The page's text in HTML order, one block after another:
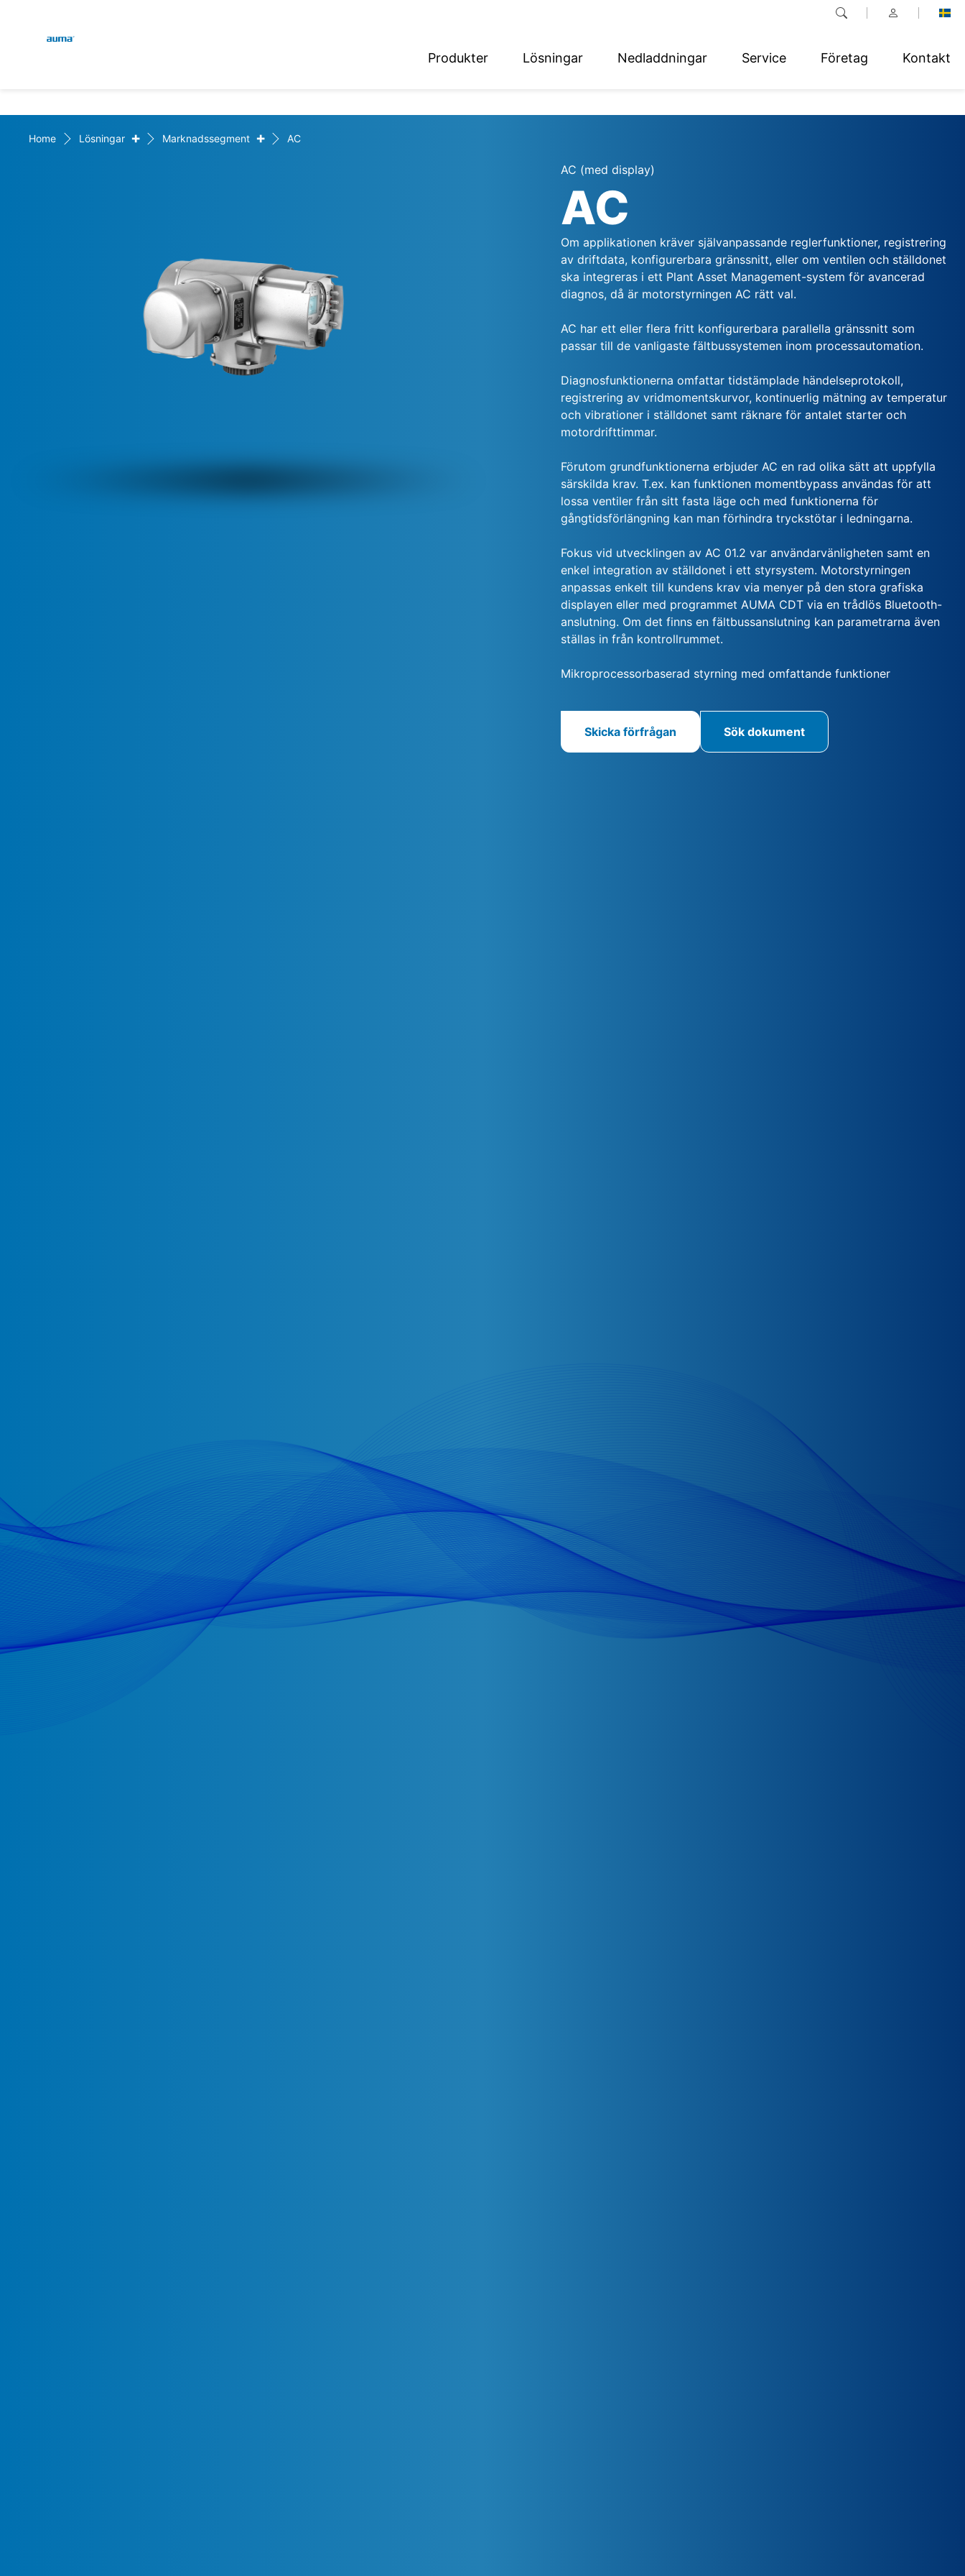
Produkter Lösningar Nedladdningar Service Företag Kontakt
Europa
Nordamerika
Deutsch
Home Lösningar + Marknadssegment + AC
AC (med display)
AC
Om applikationen kräver självanpassande reglerfunktioner, registrering
av driftdata, konfigurerbara gränssnitt, eller om ventilen och ställdonet
ska integreras i ett Plant Asset Management-system för avancerad
diagnos, då är motorstyrningen AC rätt val.
AC har ett eller flera fritt konfigurerbara parallella gränssnitt som
passar till de vanligaste fältbussystemen inom processautomation.
Diagnosfunktionerna omfattar tidstämplade händelseprotokoll,
registrering av vridmomentskurvor, kontinuerlig mätning av temperatur
och vibrationer i ställdonet samt räknare för antalet starter och
motordrifttimmar.
Förutom grundfunktionerna erbjuder AC en rad olika sätt att uppfylla
särskilda krav. T.ex. kan funktionen momentbypass användas för att
lossa ventiler från sitt fasta läge och med funktionerna för
gångtidsförlängning kan man förhindra tryckstötar i ledningarna.
Fokus vid utvecklingen av AC 01.2 var användarvänligheten samt en
enkel integration av ställdonet i ett styrsystem. Motorstyrningen
anpassas enkelt till kundens krav via menyer på den stora grafiska
displayen eller med programmet AUMA CDT via en trådlös Bluetooth-
anslutning. Om det finns en fältbussanslutning kan parametrarna även
ställas in från kontrollrummet.
Mikroprocessorbaserad styrning med omfattande funktioner
Skicka förfrågan Sök dokument